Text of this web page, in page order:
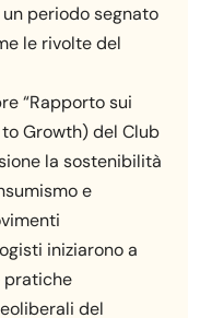
un periodo segnato
le rivolte del
“Rapporto sui
Growth) del Club
la sostenibilità
e
iniziarono a
pratiche
del